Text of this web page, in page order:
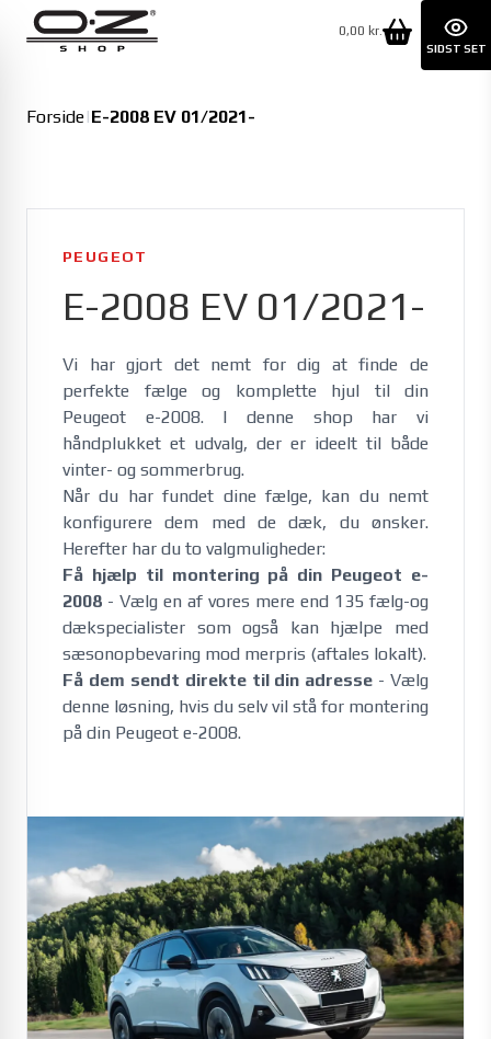
0,00 kr.
Forside|E-2008 EV 01/2021-
PEUGEOT
E-2008 EV 01/2021-
Vi har gjort det nemt for dig at finde de
perfekte fælge og komplette hjul til din
Peugeot e-2008. I denne shop har vi
håndplukket et udvalg, der er ideelt til både
vinter- og sommerbrug.
Når du har fundet dine fælge, kan du nemt
konfigurere dem med de dæk, du ønsker.
Herefter har du to valgmuligheder:
Få hjælp til montering på din Peugeot e-
2008 - Vælg en af vores mere end 135 fælg-og
dækspecialister som også kan hjælpe med
sæsonopbevaring mod merpris (aftales lokalt).
Få dem sendt direkte til din adresse - Vælg
denne løsning, hvis du selv vil stå for montering
på din Peugeot e-2008.
SIDST SET